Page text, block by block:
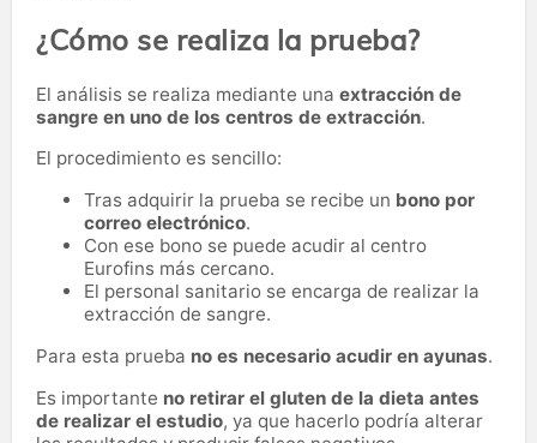
¿Cómo se realiza la prueba?
El análisis se realiza mediante una extracción de
sangre en uno de los centros de extracción.
El procedimiento es sencillo:
Tras adquirir la prueba se recibe un bono por
correo electrónico.
Con ese bono se puede acudir al centro
Eurofins más cercano.
El personal sanitario se encarga de realizar la
extracción de sangre.
Para esta prueba no es necesario acudir en ayunas.
Es importante no retirar el gluten de la dieta antes
de realizar el estudio, ya que hacerlo podría alterar